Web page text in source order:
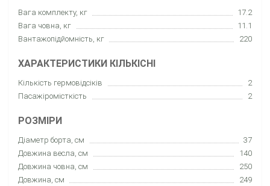
Вага комплекту, кг
17.2
Вага човна, кг
11.1
Вантажопідйомність, кг
220
ХАРАКТЕРИСТИКИ КІЛЬКІСНІ
Кількість гермовідсіків
2
Пасажіромісткість
2
РОЗМІРИ
Діаметр борта, см
37
Довжина весла, см
140
Довжина човна, см
250
Довжина, см
249